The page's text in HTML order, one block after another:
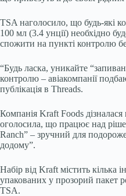
TSA наголосило, що будь-які
100 мл (3.4 унції) необхідно
спожити на пункті контролю
“Будь ласка, уникайте
контролю – авіакомпанії
публікація в Threads.
Компанія Kraft Foods
оголосила, що працює над
Ranch” – зручний для
додому”.
Набір від Kraft містить кілька
упакованих у прозорий пакет
TSA.